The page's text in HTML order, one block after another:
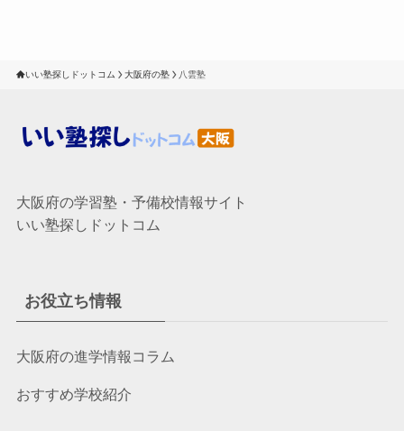
いい塾探しドットコム 大阪府の塾 八雲塾
大阪府の学習塾・予備校情報サイト
いい塾探しドットコム
お役立ち情報
大阪府の進学情報コラム
おすすめ学校紹介